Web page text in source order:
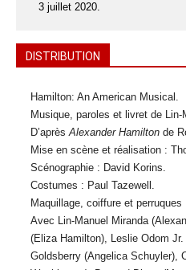
3 juillet 2020.
DISTRIBUTION
Hamilton: An American Musical.
Musique, paroles et livret de Lin-
D’aprèsAlexander Hamilton de
Mise en scène et réalisation :
Scénographie : David Korins.
Costumes : Paul Tazewell.
Maquillage, coiffure et
Avec Lin-Manuel Miranda
(Eliza Hamilton), Leslie Odom
Goldsberry (Angelica Schuyler),